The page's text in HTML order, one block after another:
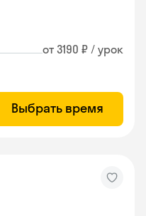
от 3190 ₽ / урок
Выбрать время